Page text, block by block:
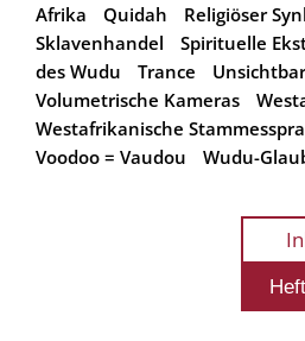
Afrika
Quidah
Religiöser
Sklavenhandel
Spirituelle
des Wudu
Trance
Volumetrische Kameras
Westafrikanische
Voodoo = Vaudou
Wudu-